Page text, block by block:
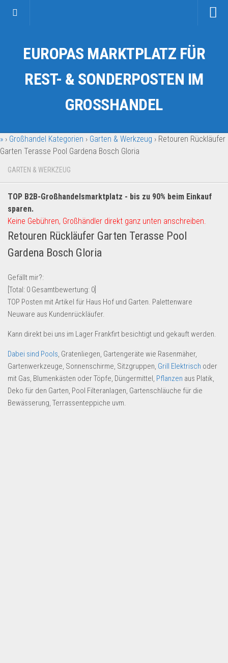
Kategorien
Auto & Motorrad
Fahrzeuge & Transport
Garten & Werkzeug
Geschäft, Büro & Schreibwaren
Geschenkartikel
Handy und Smartphone
Kosmetik & Pflege
Lebensmittel & Getränke
Multimedia & Elektro
Münzen
Spielzeug & Games
Wohnen & Einrichten
Restposten-Angebote
Restposten für Privatpersonen
eBay Restposten kaufen
EUROPAS MARKTPLATZ FÜR
REST- & SONDERPOSTEN IM
GROSSHANDEL
» › Großhandel Kategorien › Garten & Werkzeug › Retouren Rückläufer
Garten Terasse Pool Gardena Bosch Gloria
GARTEN & WERKZEUG
TOP B2B-Großhandelsmarktplatz - bis zu 90% beim Einkauf
sparen.
Keine Gebühren, Großhändler direkt ganz unten anschreiben.
Retouren Rückläufer Garten Terasse Pool
Gardena Bosch Gloria
Gefällt mir?:
[Total: 0 Gesamtbewertung: 0
TOP Posten mit Artikel für Haus Hof und Garten. Palettenware
Neuware aus Kundenrückläufer.
Kann direkt bei uns im Lager Frankfirt besichtigt und gekauft werden.
Dabei sind Pools, Gratenliegen, Gartengeräte wie Rasenmäher,
Gartenwerkzeuge, Sonnenschirme, Sitzgruppen, Grill Elektrisch oder
mit Gas, Blumenkästen oder Töpfe, Düngermittel, Pflanzen aus Platik,
Deko für den Garten, Pool Filteranlagen, Gartenschläuche für die
Bewässerung, Terrassenteppiche uvm.